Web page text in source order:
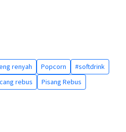
renyah Popcorn
#softdrink
rebus
Pisang Rebus